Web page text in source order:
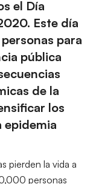
el Día
Este día
para
pública
de la
los
epidemia
pierden la vida a
personas